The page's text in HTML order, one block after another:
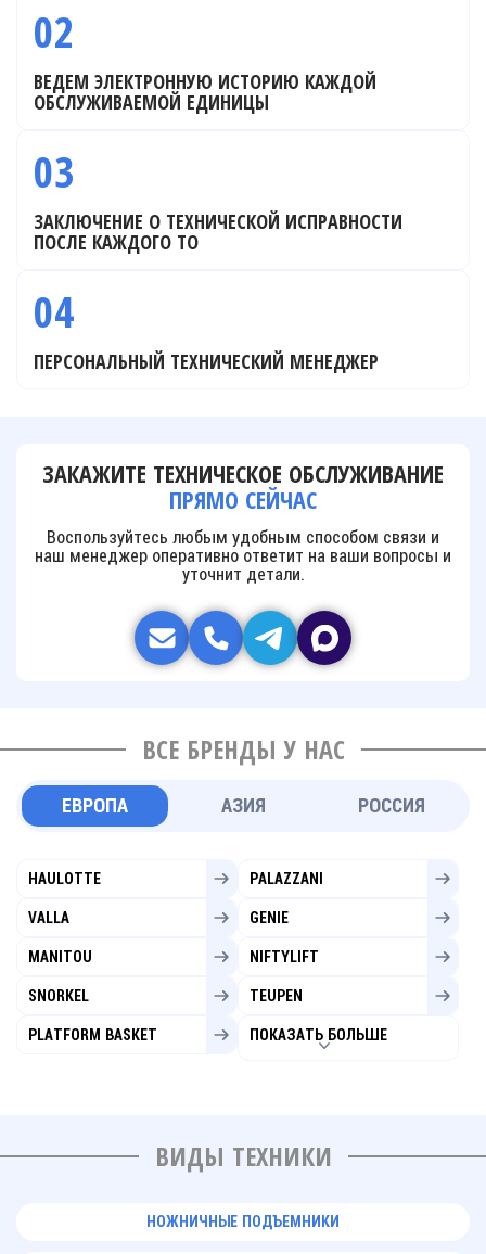
02
ВЕДЕМ ЭЛЕКТРОННУЮ ИСТОРИЮ КАЖДОЙ
ОБСЛУЖИВАЕМОЙ ЕДИНИЦЫ
03
ЗАКЛЮЧЕНИЕ О ТЕХНИЧЕСКОЙ ИСПРАВНОСТИ
ПОСЛЕ КАЖДОГО ТО
04
ПЕРСОНАЛЬНЫЙ ТЕХНИЧЕСКИЙ МЕНЕДЖЕР
ЗАКАЖИТЕ ТЕХНИЧЕСКОЕ ОБСЛУЖИВАНИЕ
ПРЯМО СЕЙЧАС
Воспользуйтесь любым удобным способом связи и
наш менеджер оперативно ответит на ваши вопросы и
уточнит детали.
ВСЕ БРЕНДЫ У НАС
ЕВРОПА АЗИЯ РОССИЯ
HAULOTTE PALAZZANI
VALLA GENIE
MANITOU NIFTYLIFT
SNORKEL TEUPEN
PLATFORM BASKET ПОКАЗАТЬ БОЛЬШЕ
ВИДЫ ТЕХНИКИ
НОЖНИЧНЫЕ ПОДЪЕМНИКИ